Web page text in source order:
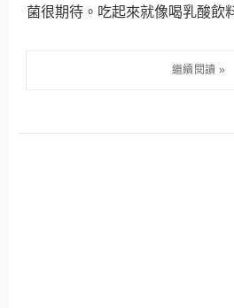
菌很期待。吃起來就像喝乳酸飲